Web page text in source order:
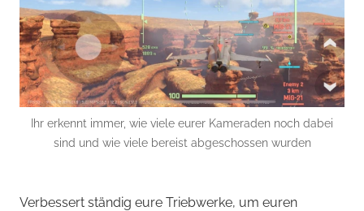
Ihr erkennt immer, wie viele eurer Kameraden noch dabei
sind und wie viele bereist abgeschossen wurden
Verbessert ständig eure Triebwerke, um euren